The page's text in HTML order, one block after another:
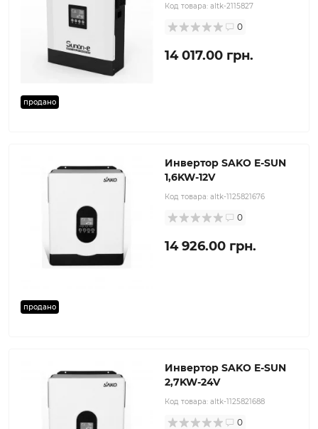
продано
Код товара: altk-2115827
0
14 017.00 грн.
продано
Инвертор SAKO E-SUN
1,6KW-12V
Код товара: altk-1125821676
0
14 926.00 грн.
Инвертор SAKO E-SUN
2,7KW-24V
Код товара: altk-1125821688
0